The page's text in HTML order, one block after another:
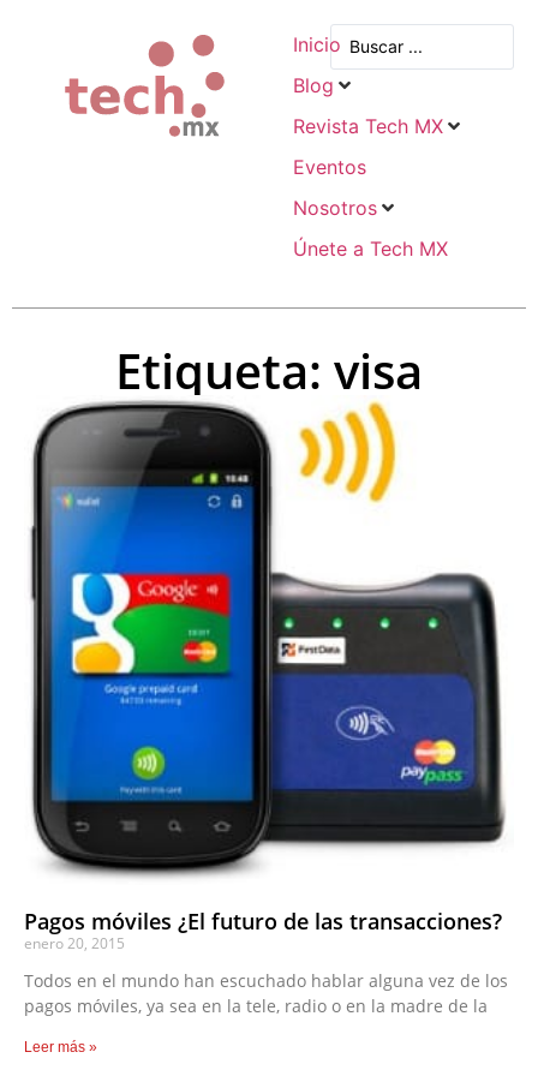
Inicio
Blog
Revista Tech MX
Eventos
Nosotros
Únete a Tech MX
Etiqueta: visa
Pagos móviles ¿El futuro de las transacciones?
enero 20, 2015
Todos en el mundo han escuchado hablar alguna vez de los
pagos móviles, ya sea en la tele, radio o en la madre de la
Leer más »